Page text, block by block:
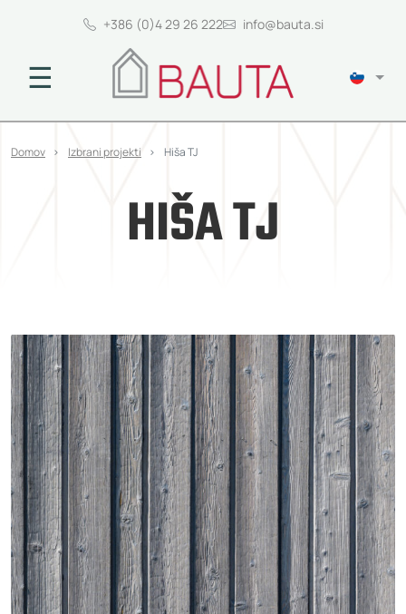
+386 (0)4 29 26 222 info@bauta.si
☰
Domov Izbrani projekti Hiša TJ
HIŠA TJ